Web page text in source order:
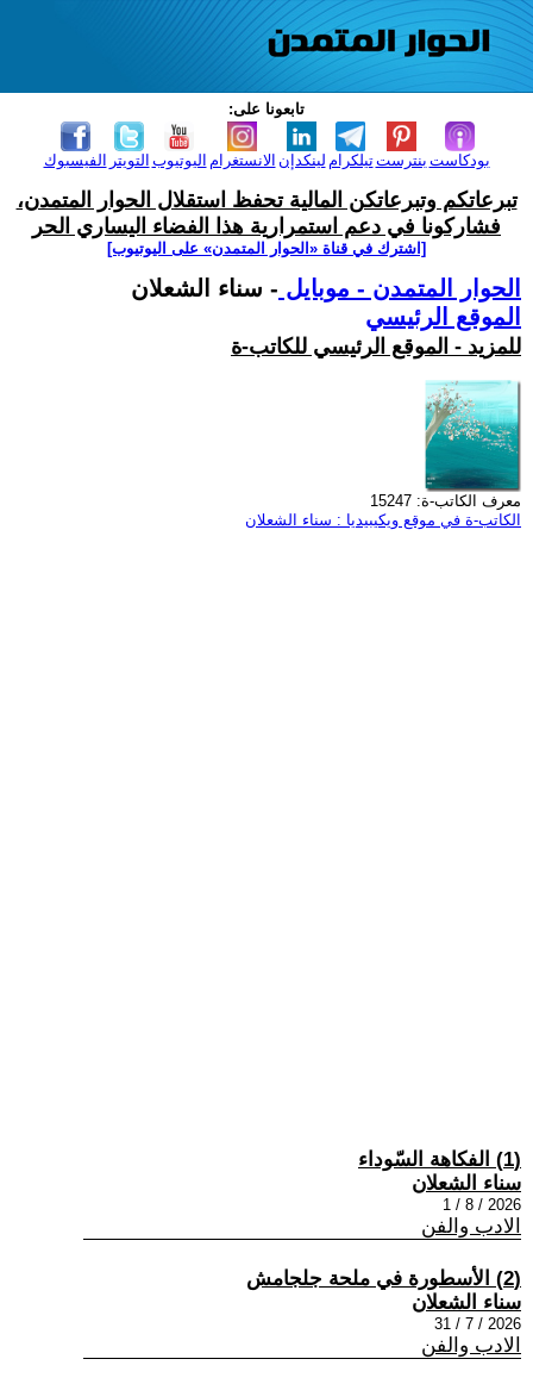
تابعونا على:
الفيسبوك التويتر اليوتيوب الانستغرام لينكدإن تيلكرامبنترست بودكاست
تبرعاتكم وتبرعاتكن المالية تحفظ استقلال الحوار المتمدن،
فشاركونا في دعم استمرارية هذا الفضاء اليساري الحر
[اشترك في قناة ‫«الحوار المتمدن» على اليوتيوب]
الحوار المتمدن - موبايل - سناء الشعلان
الموقع الرئيسي
للمزيد - الموقع الرئيسي للكاتب-ة
معرف الكاتب-ة: 15247
الكاتب-ة في موقع ويكيبيديا : سناء الشعلان
(1) الفكاهة السّوداء
سناء الشعلان
2026 / 8 / 1
الادب والفن
(2) الأسطورة في ملحة جلجامش
سناء الشعلان
2026 / 7 / 31
الادب والفن